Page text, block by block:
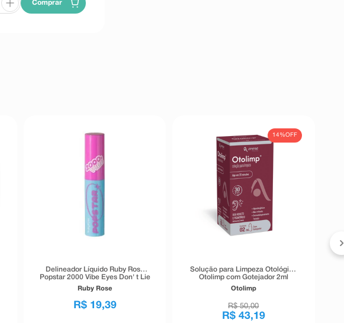
Comprar
Delineador Líquido Ruby Rose
Popstar 2000 Vibe Eyes Don' t Lie
Preto 5,5g
Ruby Rose
R$ 19,39
14%OFF
Solução para Limpeza Otológica
Otolimp com Gotejador 2ml
Otolimp
R$ 50,00
R$ 43,19